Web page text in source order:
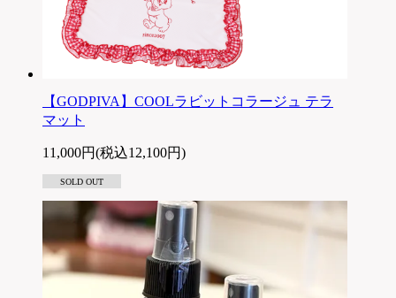
【GODPIVA】COOLラビットコラージュ テラ
マット
11,000円(税込12,100円)
SOLD OUT